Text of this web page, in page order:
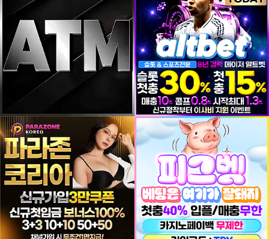
등록일 등록일
등록일 등록일